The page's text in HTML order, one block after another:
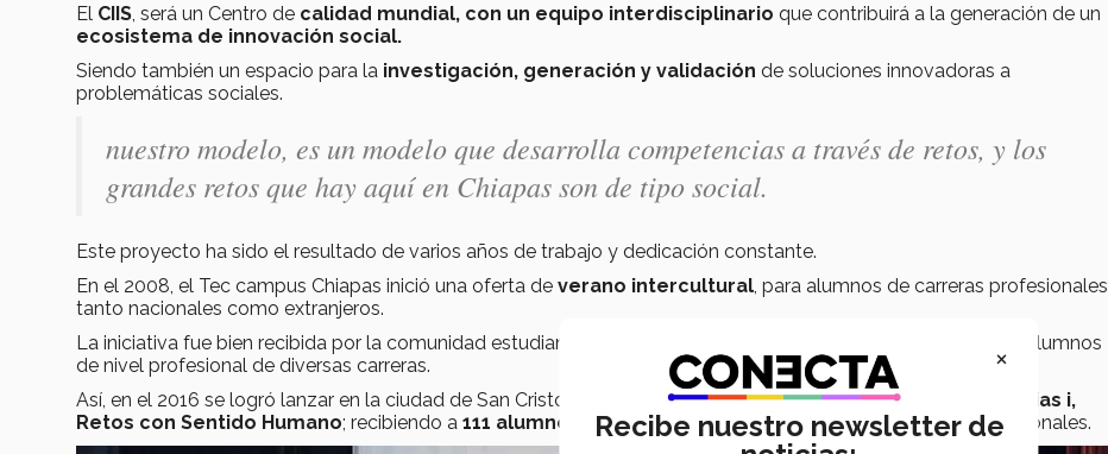
El CIIS , será un Centro de calidad mundial, con un equipo interdisciplinario que contribuirá a la generación de un
ecosistema de innovación social.
Siendo también un espacio para la investigación, generación y validación de soluciones innovadoras a
problemáticas sociales.
nuestro modelo, es un modelo que desarrolla competencias a través de retos, y los
grandes retos que hay aquí en Chiapas son de tipo social.
Este proyecto ha sido el resultado de varios años de trabajo y dedicación constante.
En el 2008, el Tec campus Chiapas inició una oferta de verano intercultural , para alumnos de carreras profesionales
tanto nacionales como extranjeros.
La iniciativa fue bien recibida por la comunidad estudiantil, obteniendo una respuesta favorable por parte de alumnos
de nivel profesional de diversas carreras.
Así, en el 2016 se logró lanzar en la ciudad de San Cristóbal de Las Casas, Chiapas; el piloto de las
Experiencias i,
Retos con Sentido Humano; recibiendo a 111 alumnos nacionales de diversos campus y carreras profesionales.
×
Recibe nuestro newsletter de